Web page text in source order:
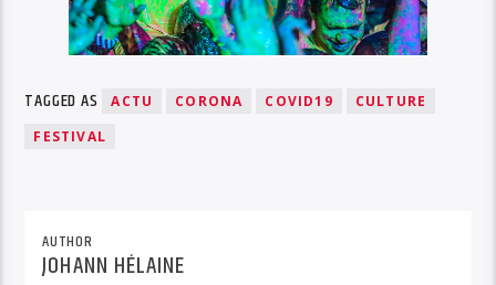
TAGGED AS ACTU CORONA COVID19
CULTURE
FESTIVAL
AUTHOR
JOHANN HÉLAINE